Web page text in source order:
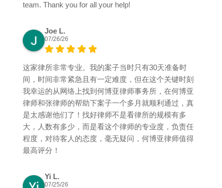
team. Thank you for all your help!
Joe L.
07/26/26
这家律所非常专业。我的案子当时只有30天准备时
间，时间非常紧急且有一定难度，但在这个关键时刻
我幸运的从网络上找到何博亚律师事务所，在何博亚
律师和张律师的帮助下案子一个多月就顺利通过，真
是太感谢他们了！找好律师不是看律所的规模有多
大，人数有多少，而是看这个律师的专业度，负责任
程度，对待客人的态度，毫无疑问，何博亚律师值得
最高评分！
Yi L.
07/25/26